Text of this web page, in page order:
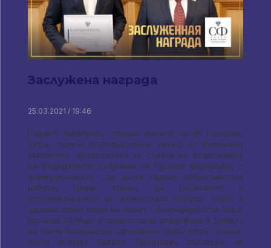
Заслужена награда
25.03.2021 / 19:46
Рафаел Хабибулин, старши треньор на ВК Газпром-
Югра, получи благодарствено писмо от Валентина
Матвиенко, председател на Съвета на федерацията
на Федералното събрание на Руската федерация, с
формулировката: „За дълги години добросъвестна
работа, голям принос за развитието и
популяризирането на физическата култура, спорт и
здравословен начин на живот ". Благодарността беше
връчена 25 Март в тържествена атмосфера в Думата
на Ханти-Мансийския автономен окръг-Югра. всички,
който познава Рафаел Талгатович, Съгласен, че